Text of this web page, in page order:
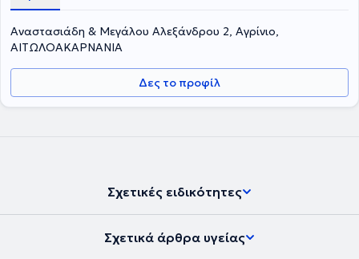
Αναστασιάδη & Μεγάλου Αλεξάνδρου 2, Αγρίνιο,
ΑΙΤΩΛΟΑΚΑΡΝΑΝΙΑ
Δες το προφίλ
Σχετικές ειδικότητες
Σχετικά άρθρα υγείας